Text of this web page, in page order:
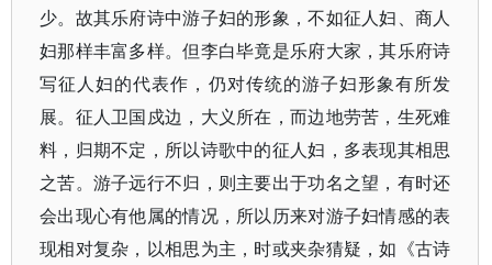
少。故其乐府诗中游子妇的形象，不如征人妇、商人
妇那样丰富多样。但李白毕竟是乐府大家，其乐府诗
写征人妇的代表作，仍对传统的游子妇形象有所发
展。征人卫国戍边，大义所在，而边地劳苦，生死难
料，归期不定，所以诗歌中的征人妇，多表现其相思
之苦。游子远行不归，则主要出于功名之望，有时还
会出现心有他属的情况，所以历来对游子妇情感的表
现相对复杂，以相思为主，时或夹杂猜疑，如《古诗